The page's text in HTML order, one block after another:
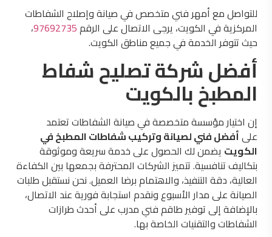
للتواصل مع أمهر فني متخصص في صيانة وإصلاح الشفاطات
المركزية في الكويت، يرجى الاتصال على الرقم97692735،
حيث تتوفر الخدمة في جميع مناطق الكويت.
أفضل شركة تصليح شفاط
المطبخ بالكويت
إن اختيار مؤسسة متخصصة في صيانة الشفاطات تعتمد
علىأفضل فني لصيانة وتركيب شفاطات المطبخ في
الكويتيضمن لك الحصول على خدمة سريعة وموثوقة
بتكاليف تنافسية. تتميز الشركات المحترفة بجمعها بين الكفاءة
العالية، دقة التنفيذ، والاهتمام برضا العميل. نحن نستقبل طلبات
الصيانة على مدار الأسبوع ونقدم استجابة فورية عند الاتصال،
بالإضافة إلى توفير طاقم فني مدرب على أحدث طرازات
الشفاطات والتقنيات الخاصة بها.